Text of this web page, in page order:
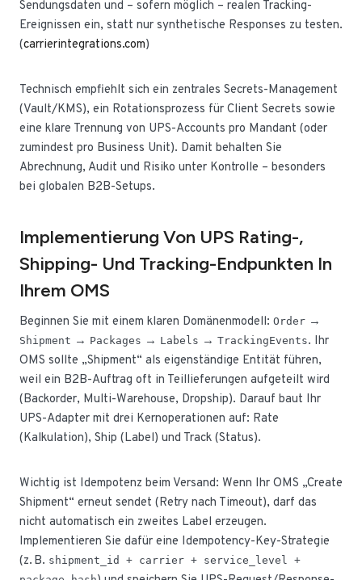
Sendungsdaten und – sofern möglich – realen Tracking-
Ereignissen ein, statt nur synthetische Responses zu testen.
(carrierintegrations.com)
Technisch empfiehlt sich ein zentrales Secrets-Management
(Vault/KMS), ein Rotationsprozess für Client Secrets sowie
eine klare Trennung von UPS-Accounts pro Mandant (oder
zumindest pro Business Unit). Damit behalten Sie
Abrechnung, Audit und Risiko unter Kontrolle – besonders
bei globalen B2B-Setups.
Implementierung Von UPS Rating-,
Shipping- Und Tracking-Endpunkten In
Ihrem OMS
Beginnen Sie mit einem klaren Domänenmodell: Order →
Shipment → Packages → Labels → TrackingEvents. Ihr
OMS sollte „Shipment“ als eigenständige Entität führen,
weil ein B2B-Auftrag oft in Teillieferungen aufgeteilt wird
(Backorder, Multi-Warehouse, Dropship). Darauf baut Ihr
UPS-Adapter mit drei Kernoperationen auf: Rate
(Kalkulation), Ship (Label) und Track (Status).
Wichtig ist Idempotenz beim Versand: Wenn Ihr OMS „Create
Shipment“ erneut sendet (Retry nach Timeout), darf das
nicht automatisch ein zweites Label erzeugen.
Implementieren Sie dafür eine Idempotency-Key-Strategie
(z. B. shipment_id + carrier + service_level +